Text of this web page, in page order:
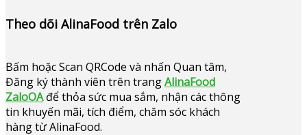
Theo dõi AlinaFood trên Zalo
Bấm hoặcScan QRCode và nhấn Quan tâm,
Đăng ký thành viên trên trangAlinaFood
ZaloOAđể thỏa sức mua sắm, nhận các thông
tin khuyến mãi, tích điểm, chăm sóc khách
hàng từ AlinaFood.